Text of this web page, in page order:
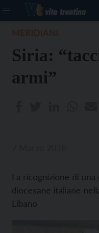
Siria:
armi”
La ricognizione di
diocesane italiane
Libano